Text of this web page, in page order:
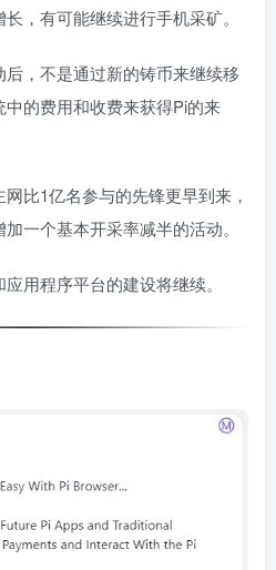
，有可能继续进行手机采矿。
，不是通过新的铸币来继续移
的费用和收费来获得Pi的来
比1亿名参与的先锋更早到来，
一个基本开采率减半的活动。
用程序平台的建设将继续。